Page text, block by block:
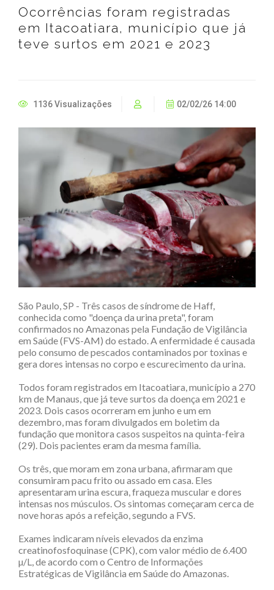
Ocorrências foram registradas
em Itacoatiara, município que já
teve surtos em 2021 e 2023
1136 Visualizações 02/02/26 14:00
São Paulo, SP - Três casos de síndrome de Haff,
conhecida como "doença da urina preta", foram
confirmados no Amazonas pela Fundação de Vigilância
em Saúde (FVS-AM) do estado. A enfermidade é causada
pelo consumo de pescados contaminados por toxinas e
gera dores intensas no corpo e escurecimento da urina.
Todos foram registrados em Itacoatiara, município a 270
km de Manaus, que já teve surtos da doença em 2021 e
2023. Dois casos ocorreram em junho e um em
dezembro, mas foram divulgados em boletim da
fundação que monitora casos suspeitos na quinta-feira
(29). Dois pacientes eram da mesma família.
Os três, que moram em zona urbana, afirmaram que
consumiram pacu frito ou assado em casa. Eles
apresentaram urina escura, fraqueza muscular e dores
intensas nos músculos. Os sintomas começaram cerca de
nove horas após a refeição, segundo a FVS.
Exames indicaram níveis elevados da enzima
creatinofosfoquinase (CPK), com valor médio de 6.400
µ/L, de acordo com o Centro de Informações
Estratégicas de Vigilância em Saúde do Amazonas.